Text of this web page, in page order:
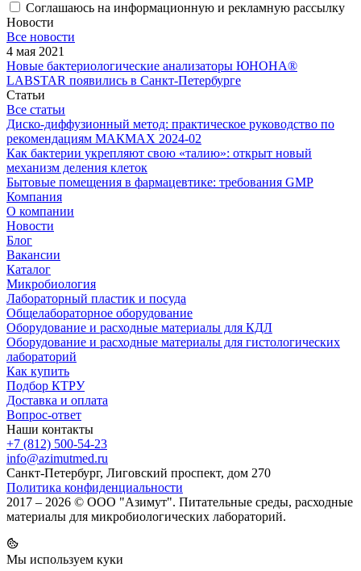
Соглашаюсь на информационную и рекламную рассылку
Новости
Все новости
4 мая 2021
Новые бактериологические анализаторы ЮНОНА®
LABSTAR появились в Санкт-Петербурге
Статьи
Все статьи
Диско-диффузионный метод: практическое руководство по
рекомендациям МАКМАХ 2024-02
Как бактерии укрепляют свою «талию»: открыт новый
механизм деления клеток
Бытовые помещения в фармацевтике: требования GMP
Компания
О компании
Новости
Блог
Вакансии
Каталог
Микробиология
Лабораторный пластик и посуда
Общелабораторное оборудование
Оборудование и расходные материалы для КДЛ
Оборудование и расходные материалы для гистологических
лабораторий
Как купить
Подбор КТРУ
Доставка и оплата
Вопрос-ответ
Наши контакты
+7 (812) 500-54-23
info@azimutmed.ru
Санкт-Петербург, Лиговский проспект, дом 270
Политика конфиденциальности
2017 – 2026 © ООО "Азимут". Питательные среды, расходные
материалы для микробиологических лабораторий.
Мы используем куки